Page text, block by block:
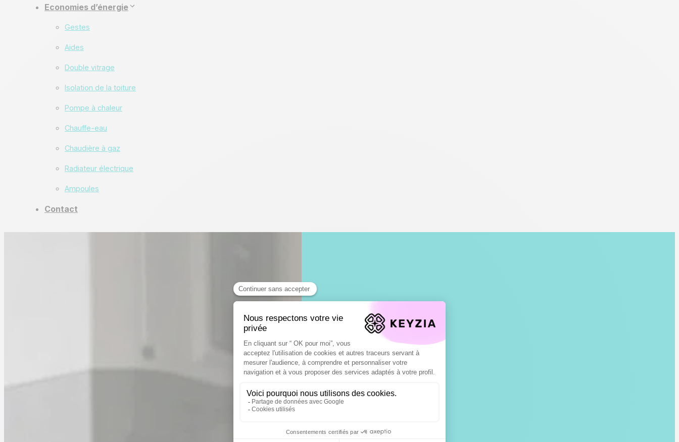
Economies d’énergie
Gestes
Aides
Double vitrage
Isolation de la toiture
Pompe à chaleur
Chauffe-eau
Chaudière à gaz
Radiateur électrique
Ampoules
Contact